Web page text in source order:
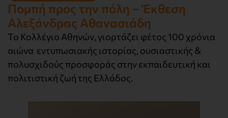
Πομπή προς την πόλη – Έκθεση
Αλεξάνδρας Αθανασιάδη
Το Κολλέγιο Αθηνών, γιορτάζει φέτος 100 χρόνια
αιώνα εντυπωσιακής ιστορίας, ουσιαστικής &
πολυσχιδούς προσφοράς στην εκπαιδευτική και
πολιτιστική ζωή της Ελλάδος.